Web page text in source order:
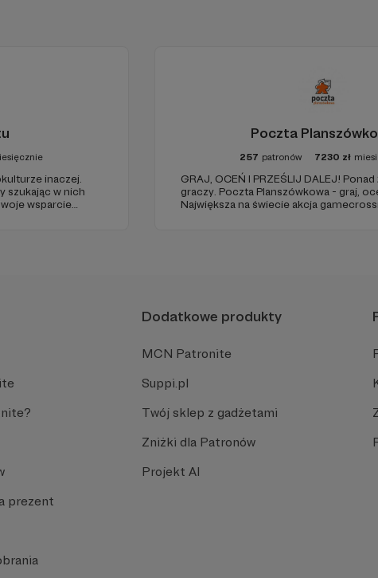
inaczej.
szukając w nich
wsparcie
Poczta
257 patronów 7230 zł
GRAJ, OCEŃ I PRZEŚLIJ DALEJ!
graczy. Poczta Planszówkowa - graj,
Największa na świecie akcja
prezent
Dodatkowe produkty
MCN Patronite
Suppi.pl
Twój sklep z gadżetami
Zniżki dla Patronów
Projekt AI